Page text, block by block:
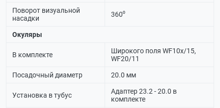
Поворот визуальной
насадки
360⁰
Окуляры
В комплекте
Широкого поля WF10х/15,
WF20/11
Посадочный диаметр 20.0 мм
Установка в тубус
Адаптер 23.2 - 20.0 в
комплекте